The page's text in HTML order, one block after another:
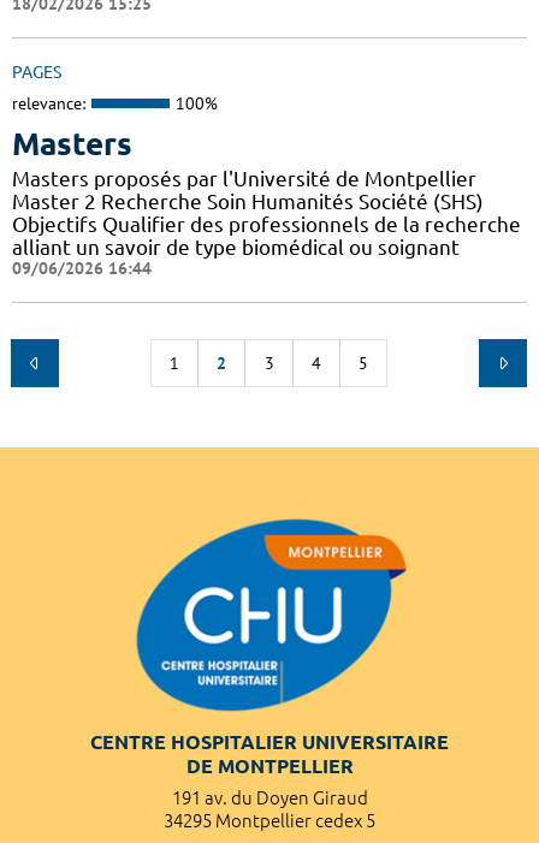
PAGES
relevance: 100%
Masters
Masters proposés par l'Université de Montpellier
Master 2 Recherche Soin Humanités Société (SHS)
Objectifs Qualifier des professionnels de la recherche
alliant un savoir de type biomédical ou soignant
09/06/2026 16:44
1 2 3 4 5
CENTRE HOSPITALIER UNIVERSITAIRE
DE MONTPELLIER
191 av. du Doyen Giraud
34295 Montpellier cedex 5